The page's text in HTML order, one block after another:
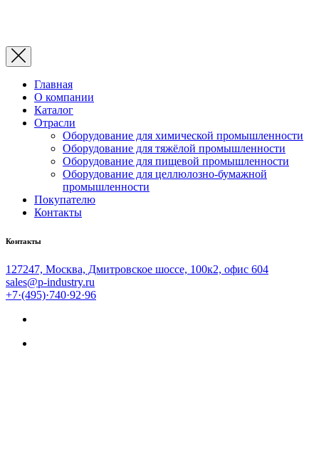
Главная
О компании
Каталог
Отрасли
Оборудование для химической промышленности
Оборудование для тяжёлой промышленности
Оборудование для пищевой промышленности
Оборудование для целлюлозно-бумажной
промышленности
Покупателю
Контакты
Контакты
127247, Москва, Дмитровское шоссе, 100к2, офис 604
sales@p-industry.ru
+7·(495)·740·92·96